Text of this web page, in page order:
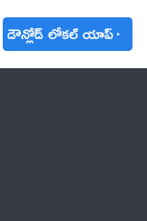
డౌన్లోడ్ లోకల్ యాప్